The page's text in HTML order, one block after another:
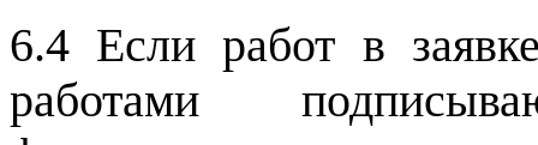
6.4 Если работ в
работами